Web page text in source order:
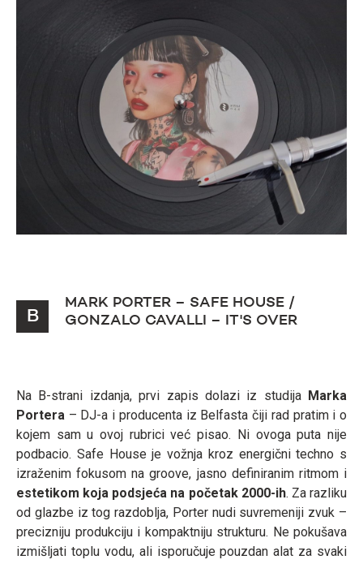
B
MARK PORTER – SAFE HOUSE /
GONZALO CAVALLI – IT'S OVER
Na B-strani izdanja, prvi zapis dolazi iz studija Marka
Portera – DJ-a i producenta iz Belfasta čiji rad pratim i o
kojem sam u ovoj rubrici već pisao. Ni ovoga puta nije
podbacio. Safe House je vožnja kroz energični techno s
izraženim fokusom na groove, jasno definiranim ritmom i
estetikom koja podsjeća na početak 2000-ih. Za razliku
od glazbe iz tog razdoblja, Porter nudi suvremeniji zvuk –
precizniju produkciju i kompaktniju strukturu. Ne pokušava
izmišljati toplu vodu, ali isporučuje pouzdan alat za svaki